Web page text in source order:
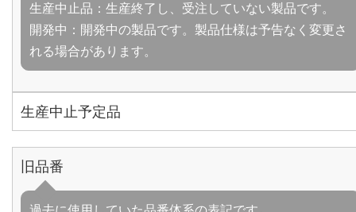
生産中止品：生産終了し、受注していない製品です。
開発中：開発中の製品です。製品仕様は予告なく変更さ
れる場合があります。
生産中止予定品
旧品番